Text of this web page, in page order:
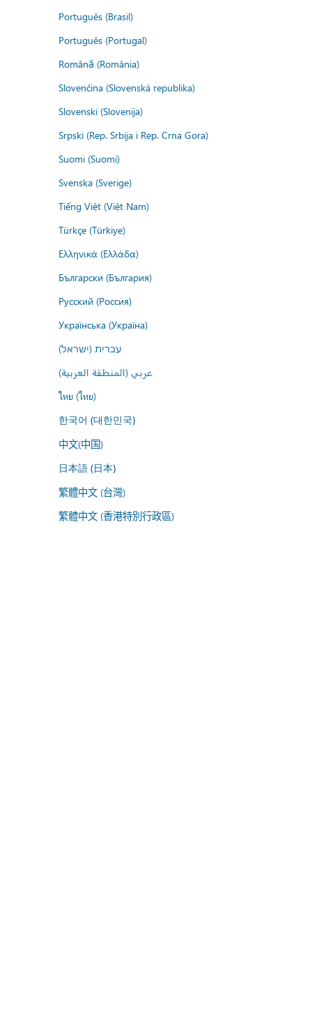
Português (Brasil)
Português (Portugal)
Română (România)
Slovenčina (Slovenská republika)
Slovenski (Slovenija)
Srpski (Rep. Srbija i Rep. Crna Gora)
Suomi (Suomi)
Svenska (Sverige)
Tiếng Việt (Việt Nam)
Türkçe (Türkiye)
Ελληνικά (Ελλάδα)
Български (България)
Русский (Россия)
Українська (Україна)
עברית (ישראל)
عربي (المنطقة العربية)
ไทย (ไทย)
한국어 (대한민국)
中文(中国)
日本語 (日本)
繁體中文 (台灣)
繁體中文 (香港特別行政區)